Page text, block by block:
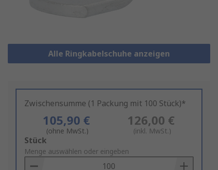
Alle Ringkabelschuhe anzeigen
Zwischensumme (1 Packung mit 100 Stück)*
105,90 €
(ohne MwSt.)
126,00 €
(inkl. MwSt.)
Add
to
Basket
Stück
Menge auswählen oder eingeben